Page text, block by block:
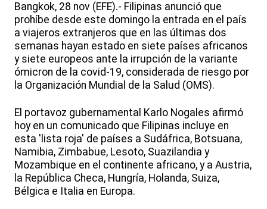
Bangkok, 28 nov (EFE).- Filipinas anunció que
prohíbe desde este domingo la entrada en el país
a viajeros extranjeros que en las últimas dos
semanas hayan estado en siete países africanos
y siete europeos ante la irrupción de la variante
ómicron de la covid-19, considerada de riesgo por
la Organización Mundial de la Salud (OMS).
El portavoz gubernamental Karlo Nogales afirmó
hoy en un comunicado que Filipinas incluye en
esta 'lista roja' de países a Sudáfrica, Botsuana,
Namibia, Zimbabue, Lesoto, Suazilandia y
Mozambique en el continente africano, y a Austria,
la República Checa, Hungría, Holanda, Suiza,
Bélgica e Italia en Europa.